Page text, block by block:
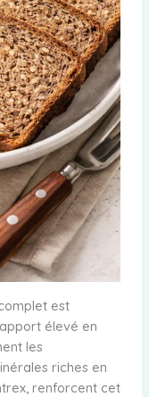
est
élevé en
les
riches en
renforcent cet